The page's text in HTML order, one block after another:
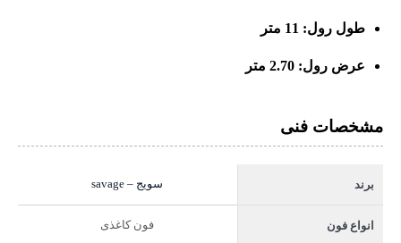
طول رول: 11 متر
عرض رول: 2.70 متر
مشخصات فنی
برند سویج – savage
انواع فون فون کاغذی